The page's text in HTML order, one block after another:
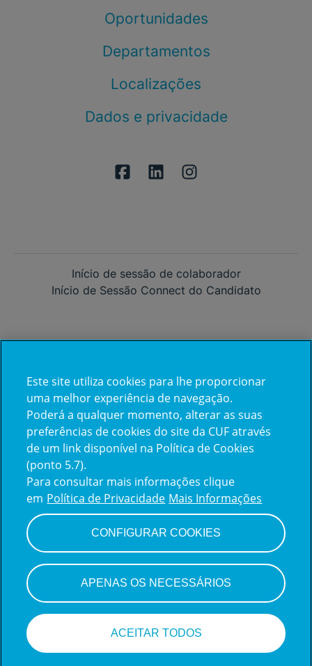
Oportunidades
Departamentos
Localizações
Dados e privacidade
Início de sessão de colaborador
Início de Sessão Connect do Candidato
Já trabalha na CUF?
Vamos encontrar juntos o seu
próximo colega de equipe.
Iniciar sessão
Sistema de monitoramento de candidatosda Teamtailor
Este site utiliza cookies para lhe proporcionar
uma melhor experiência de navegação.
Poderá a qualquer momento, alterar as suas
preferências de cookies do site da CUF através
de um link disponível na Política de Cookies
(ponto 5.7).
Para consultar mais informações clique
em Política de Privacidade Mais Informações
CONFIGURAR COOKIES
APENAS OS NECESSÁRIOS
ACEITAR TODOS